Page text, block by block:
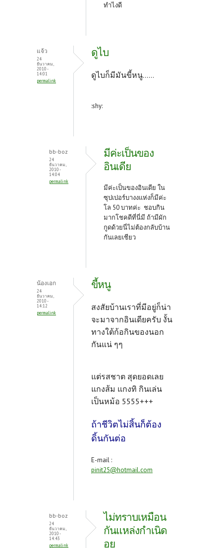
ทำไงดี
แจ้ว
24
ธันวาคม,
2010 -
14:01
permalink
ดูไบ
ดูไบก็มีมันขี้หนู......
:shy:
bb-boz
24
ธันวาคม,
2010 -
14:04
permalink
มีค่ะเป็นของ
อินเดีย
มีค่ะเป็นของอินเดีย ใน
ซุปเปอร์บางงแห่งก็มีค่ะ
โล 50 บาทค่ะ ชอบกิน
มากโชคดีที่นี่มี ถ้ามีผัก
กูดด้วยนี่ไม่ต้องกลับบ้าน
กันเลยเชียว
น้องเอก
24
ธันวาคม,
2010 -
14:12
permalink
ขี้หนู
สงสัยบ้านเราที่มีอยู่ก็น่า
จะมาจากอินเดียครับ งั้น
ทางใต้ก้อกินของนอก
กันแน่ ๆๆ
แต่รสชาต สุดยอดเลย
แกงส้ม แกงทิ กินเล่น
เป็นหม้อ 5555+++
ถ้าชีวิตไม่สิ้นก็ต้อง
ดิ้นกันต่อ
E-mail :
pinit25@hotmail.com
bb-boz
24
ธันวาคม,
2010 -
14:43
permalink
ไม่ทราบเหมือน
กันแหล่งกำเนิด
อย